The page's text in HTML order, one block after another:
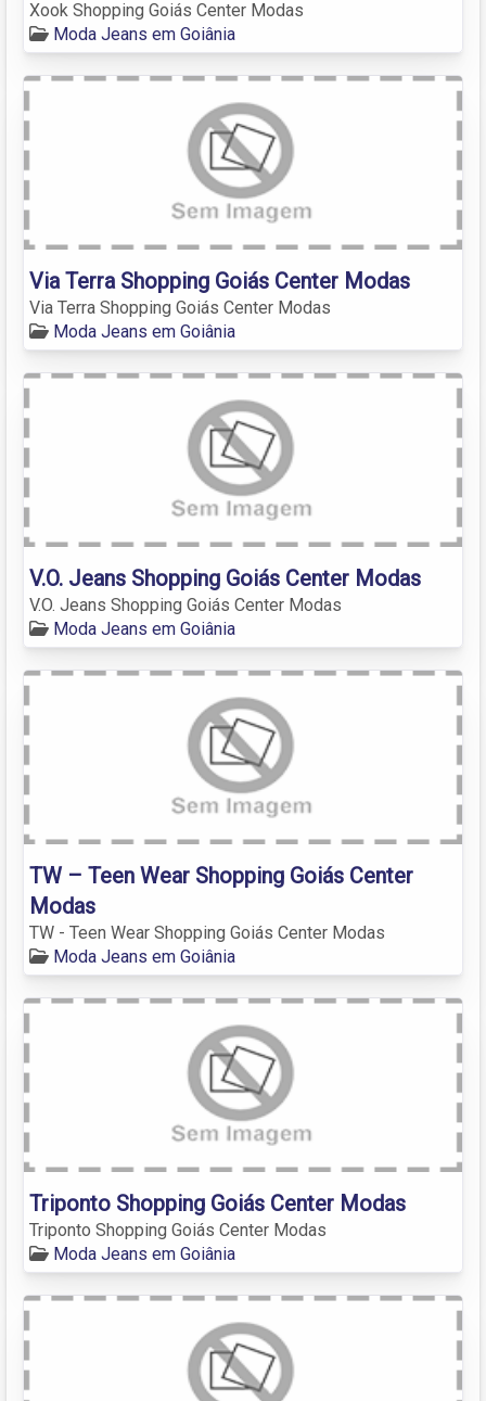
Xook Shopping Goiás Center Modas
Moda Jeans em Goiânia
Via Terra Shopping Goiás Center Modas
Via Terra Shopping Goiás Center Modas
Moda Jeans em Goiânia
V.O. Jeans Shopping Goiás Center Modas
V.O. Jeans Shopping Goiás Center Modas
Moda Jeans em Goiânia
TW – Teen Wear Shopping Goiás Center
Modas
TW - Teen Wear Shopping Goiás Center Modas
Moda Jeans em Goiânia
Triponto Shopping Goiás Center Modas
Triponto Shopping Goiás Center Modas
Moda Jeans em Goiânia